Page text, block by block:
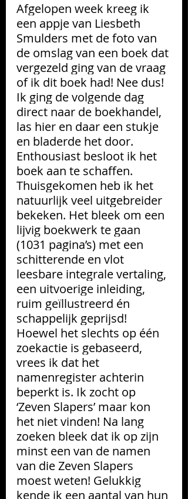
Afgelopen week kreeg ik
een appje van Liesbeth
Smulders met de foto van
de omslag van een boek dat
vergezeld ging van de vraag
of ik dit boek had! Nee dus!
Ik ging de volgende dag
direct naar de boekhandel,
las hier en daar een stukje
en bladerde het door.
Enthousiast besloot ik het
boek aan te schaffen.
Thuisgekomen heb ik het
natuurlijk veel uitgebreider
bekeken. Het bleek om een
lijvig boekwerk te gaan
(1031 pagina’s) met een
schitterende en vlot
leesbare integrale vertaling,
een uitvoerige inleiding,
ruim geïllustreerd én
schappelijk geprijsd!
Hoewel het slechts op één
zoekactie is gebaseerd,
vrees ik dat het
namenregister achterin
beperkt is. Ik zocht op
‘Zeven Slapers’ maar kon
het niet vinden! Na lang
zoeken bleek dat ik op zijn
minst een van de namen
van die Zeven Slapers
moest weten! Gelukkig
kende ik een aantal van hun